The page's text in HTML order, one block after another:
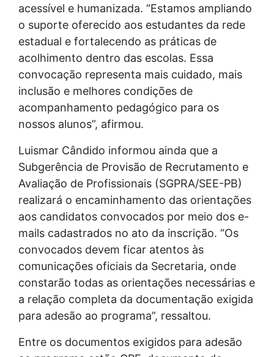
acessível e humanizada. “Estamos ampliando
o suporte oferecido aos estudantes da rede
estadual e fortalecendo as práticas de
acolhimento dentro das escolas. Essa
convocação representa mais cuidado, mais
inclusão e melhores condições de
acompanhamento pedagógico para os
nossos alunos”, afirmou.
Luismar Cândido informou ainda que a
Subgerência de Provisão de Recrutamento e
Avaliação de Profissionais (SGPRA/SEE-PB)
realizará o encaminhamento das orientações
aos candidatos convocados por meio dos e-
mails cadastrados no ato da inscrição. “Os
convocados devem ficar atentos às
comunicações oficiais da Secretaria, onde
constarão todas as orientações necessárias e
a relação completa da documentação exigida
para adesão ao programa”, ressaltou.
Entre os documentos exigidos para adesão